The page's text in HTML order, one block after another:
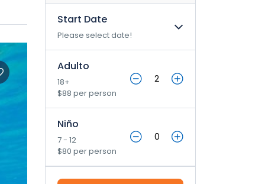
Start Date
Please select date!
Adulto
18+
$88 per person
Niño
7 - 12
$80 per person